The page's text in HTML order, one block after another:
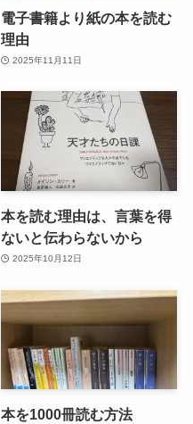
電子書籍より紙の本を読む
理由
2025年11月11日
本を読む理由は、言葉を得
ないと伝わらないから
2025年10月12日
本を1000冊読む方法